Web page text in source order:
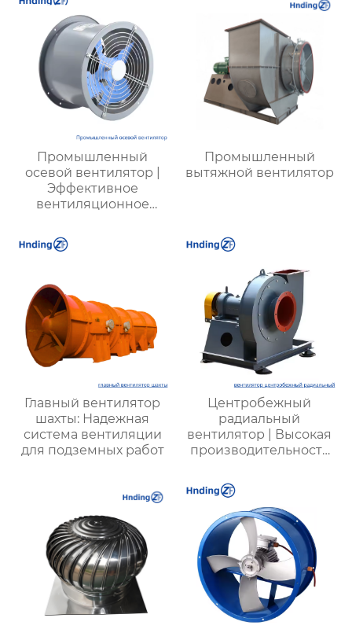
безопасности
Промышленный
осевой вентилятор |
Эффективное
вентиляционное
фабрик, шахт,
энергетики
Промышленный
вытяжной вентилятор
Главный вентилятор
шахты: Надежная
система вентиляции
для подземных работ
Центробежный
радиальный
вентилятор | Высокая
производительность
систем |
Энергоэффективные
решения для
вентиляции